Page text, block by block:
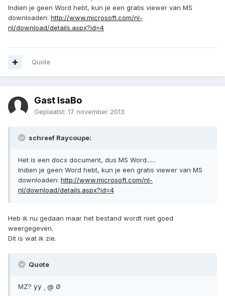
Indien je geen Word hebt, kun je een gratis viewer van MS
downloaden: http://www.microsoft.com/nl-
nl/download/details.aspx?id=4
Quote
Gast IsaBo
Geplaatst: 17 november 2013
schreef Raycoupe:
Het is een docx document, dus MS Word......
Indien je geen Word hebt, kun je een gratis viewer van MS
downloaden: http://www.microsoft.com/nl-
nl/download/details.aspx?id=4
Heb ik nu gedaan maar het bestand wordt niet goed
weergegeven.
Dit is wat ik zie.
Quote
MZ? ÿÿ ¸ @ Ø